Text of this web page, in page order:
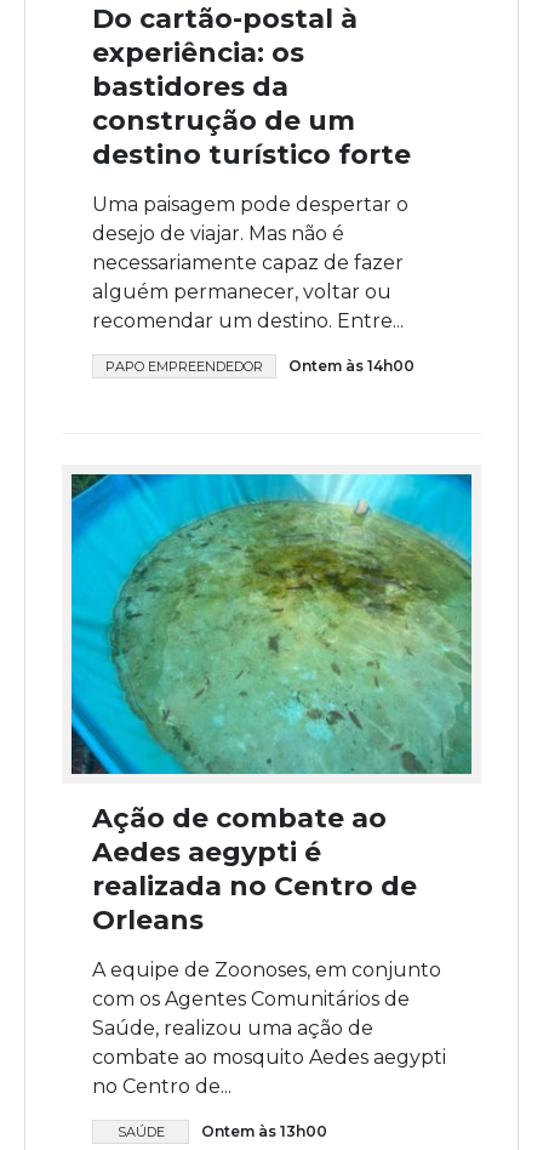
Do cartão-postal à
experiência: os
bastidores da
construção de um
destino turístico forte
Uma paisagem pode despertar o
desejo de viajar. Mas não é
necessariamente capaz de fazer
alguém permanecer, voltar ou
recomendar um destino. Entre...
PAPO EMPREENDEDOR Ontem às 14h00
Ação de combate ao
Aedes aegypti é
realizada no Centro de
Orleans
A equipe de Zoonoses, em conjunto
com os Agentes Comunitários de
Saúde, realizou uma ação de
combate ao mosquito Aedes aegypti
no Centro de...
SAÚDE Ontem às 13h00